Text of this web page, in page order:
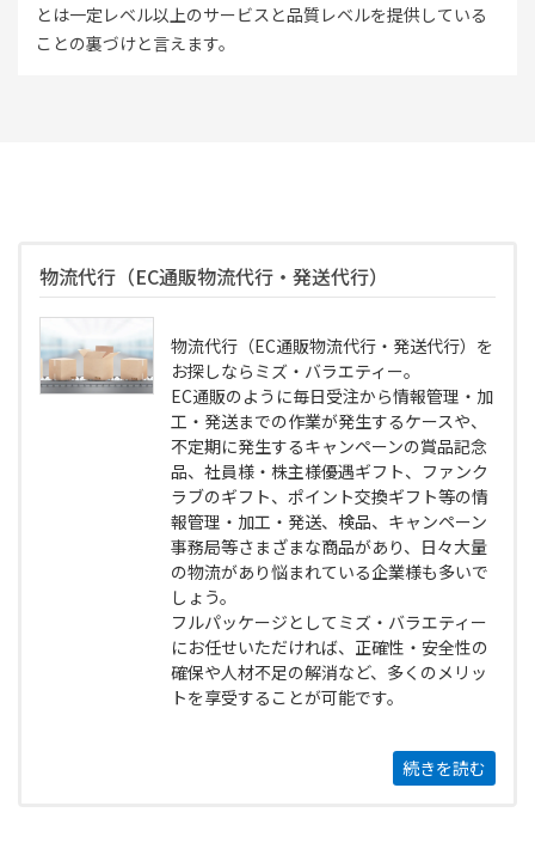
とは一定レベル以上のサービスと品質レベルを提供している
ことの裏づけと言えます。
物流代行（EC通販物流代行・発送代行）
物流代行（EC通販物流代行・発送代行）を
お探しならミズ・バラエティー。
EC通販のように毎日受注から情報管理・加
工・発送までの作業が発生するケースや、
不定期に発生するキャンペーンの賞品記念
品、社員様・株主様優遇ギフト、ファンク
ラブのギフト、ポイント交換ギフト等の情
報管理・加工・発送、検品、キャンペーン
事務局等さまざまな商品があり、日々大量
の物流があり悩まれている企業様も多いで
しょう。
フルパッケージとしてミズ・バラエティー
にお任せいただければ、正確性・安全性の
確保や人材不足の解消など、多くのメリッ
トを享受することが可能です。
続きを読む